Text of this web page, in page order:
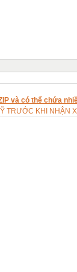
chuẩn KT-KN là như
khó khăn gì trong
thế nào để có hiệu
và có thể chứa
TRƯỚC KHI NHẬN